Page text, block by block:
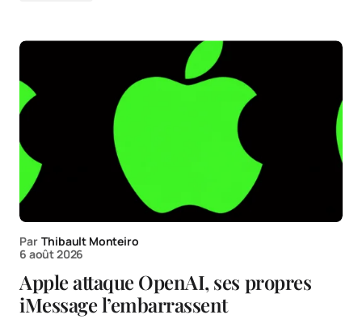
Par Thibault Monteiro
6 août 2026
Apple attaque OpenAI, ses propres
iMessage l’embarrassent